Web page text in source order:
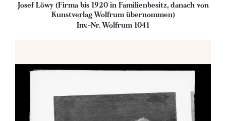
Josef Löwy (Firma bis 1920 in Familienbesitz, danach von
Kunstverlag Wolfrum übernommen)
Inv.-Nr. Wolfrum 1041